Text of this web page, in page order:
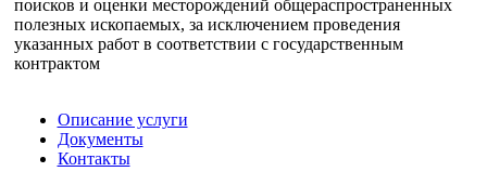
поисков и оценки месторождений общераспространенных
полезных ископаемых, за исключением проведения
указанных работ в соответствии с государственным
контрактом
Описание услуги
Документы
Контакты